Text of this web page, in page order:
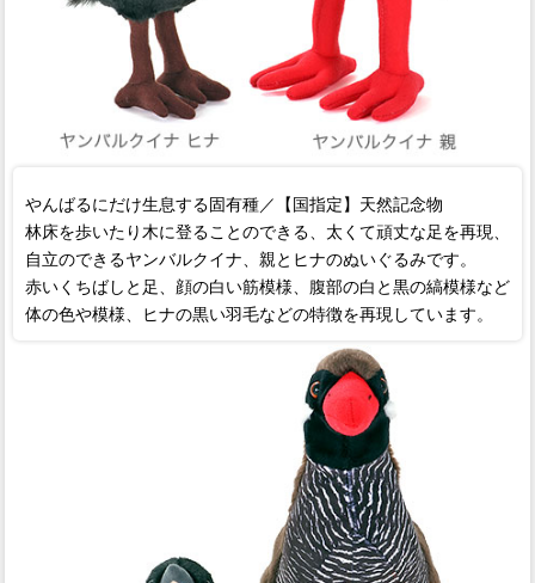
やんばるにだけ生息する固有種／【国指定】天然記念物
林床を歩いたり木に登ることのできる、太くて頑丈な足を再現、
自立のできるヤンバルクイナ、親とヒナのぬいぐるみです。
赤いくちばしと足、顔の白い筋模様、腹部の白と黒の縞模様など
体の色や模様、ヒナの黒い羽毛などの特徴を再現しています。